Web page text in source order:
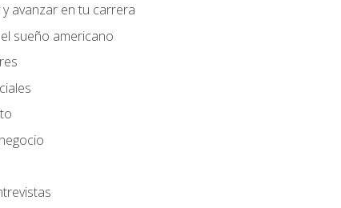
avanzar en tu carrera
sueño americano